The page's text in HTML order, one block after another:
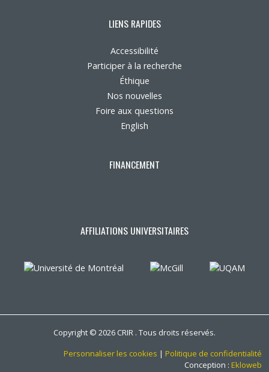
LIENS RAPIDES
Accessibilité
Participer à la recherche
Éthique
Nos nouvelles
Foire aux questions
English
FINANCEMENT
AFFILIATIONS UNIVERSITAIRES
Copyright © 2026 CRIR . Tous droits réservés.
Personnaliser les cookies | Politique de confidentialité
Conception : Ekloweb